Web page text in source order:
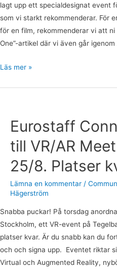
lagt upp ett specialdesignat event
som vi starkt rekommenderar. För
för en film, rekommenderar vi att ni
One”-artikel där vi även går
Läs mer »
Eurostaff
till VR/AR
25/8. Platser
Lämna en kommentar /
Hägerström
Snabba puckar! På torsdag
Stockholm, ett VR-event på
platser kvar. Är du snabb kan du
och och signa upp. Eventet riktar
Virtual och Augmented Reality,
bjuder
Meetup
torsdag
25/8.
Platser
kvar!